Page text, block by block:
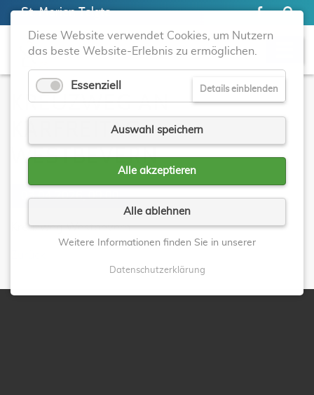
St. Marien Telgte
KREUZWEG AN
KARFREITAG -
WESTBEVERN
03.04.2026, 09:00
Kreuzweg Westbevern
Diese Website verwendet Cookies, um Nutzern
das beste Website-Erlebnis zu ermöglichen.
Essenziell Details einblenden
Auswahl speichern
Alle akzeptieren
Alle ablehnen
Weitere Informationen finden Sie in unserer
Datenschutzerklärung